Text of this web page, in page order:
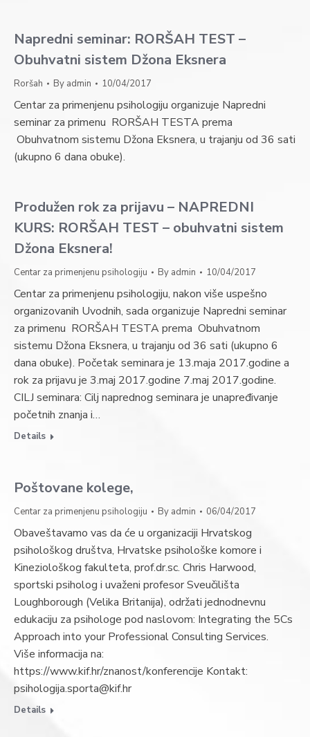
Napredni seminar: RORŠAH TEST –
Obuhvatni sistem Džona Eksnera
Roršah By admin 10/04/2017
Centar za primenjenu psihologiju organizuje Napredni
seminar za primenu RORŠAH TESTA prema
Obuhvatnom sistemu Džona Eksnera, u trajanju od 36 sati
(ukupno 6 dana obuke).
Produžen rok za prijavu – NAPREDNI
KURS: RORŠAH TEST – obuhvatni sistem
Džona Eksnera!
Centar za primenjenu psihologiju By admin 10/04/2017
Centar za primenjenu psihologiju, nakon više uspešno
organizovanih Uvodnih, sada organizuje Napredni seminar
za primenu RORŠAH TESTA prema Obuhvatnom
sistemu Džona Eksnera, u trajanju od 36 sati (ukupno 6
dana obuke). Početak seminara je 13.maja 2017.godine a
rok za prijavu je 3.maj 2017.godine 7.maj 2017.godine.
CILJ seminara: Cilj naprednog seminara je unapređivanje
početnih znanja i…
Details
Poštovane kolege,
Centar za primenjenu psihologiju By admin 06/04/2017
Obaveštavamo vas da će u organizaciji Hrvatskog
psihološkog društva, Hrvatske psihološke komore i
Kineziološkog fakulteta, prof.dr.sc. Chris Harwood,
sportski psiholog i uvaženi profesor Sveučilišta
Loughborough (Velika Britanija), održati jednodnevnu
edukaciju za psihologe pod naslovom: Integrating the 5Cs
Approach into your Professional Consulting Services.
Više informacija na:
https://www.kif.hr/znanost/konferencije Kontakt:
psihologija.sporta@kif.hr
Details